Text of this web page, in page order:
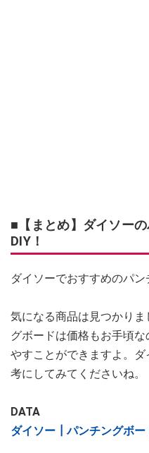
■【まとめ】ダイソー
DIY！
ダイソーでおすすめのパン
気になる商品は見つかり
グボードは価格もお手頃
やすことができますよ。
考にしてみてくださいね。
DATA
ダイソー┃パンチングボー